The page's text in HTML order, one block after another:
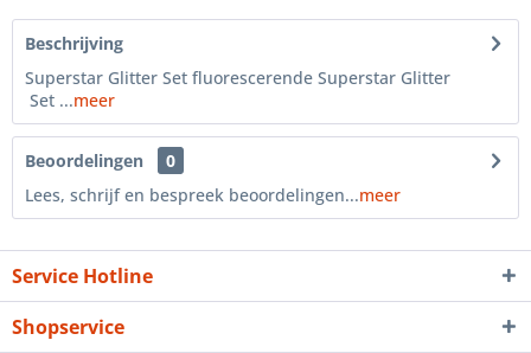
Beschrijving
Superstar Glitter Set fluorescerende Superstar Glitter
Set ...meer
Beoordelingen
0
Lees, schrijf en bespreek beoordelingen...meer
Service Hotline
Shopservice